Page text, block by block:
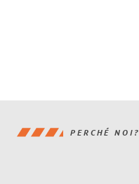
PERCHÉ NOI?